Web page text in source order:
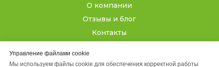
Управление файлами cookie
Мы используем файлы cookie для обеспечения корректной работы
О компании
Отзывы и блог
Контакты